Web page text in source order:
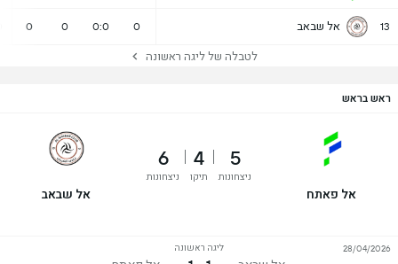
13 אל שבאב 0
0:0
0
0
לטבלה של ליגה ראשונה
ראש בראש
אל פאתח
5
ניצחונות
4
תיקו
6
ניצחונות
אל שבאב
ליגה ראשונה 28/04/2026